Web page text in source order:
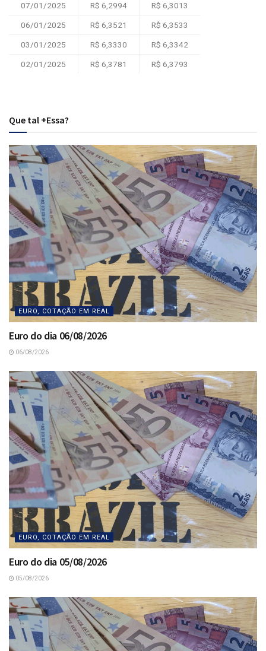
07/01/2025 R$ 6,2994 R$ 6,3013
06/01/2025 R$ 6,3521 R$ 6,3533
03/01/2025 R$ 6,3330 R$ 6,3342
02/01/2025 R$ 6,3781 R$ 6,3793
Que tal +Essa?
EURO, COTAÇÃO EM REAL
Euro do dia 06/08/2026
06/08/2026
EURO, COTAÇÃO EM REAL
Euro do dia 05/08/2026
05/08/2026